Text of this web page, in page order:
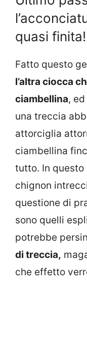
quasi finita!
Fatto questo
l’altra ciocca
ciambellina,
una treccia
attorciglia
ciambellina
tutto. In questo
chignon
questione di
sono quelli
potrebbe
di treccia,
che effetto